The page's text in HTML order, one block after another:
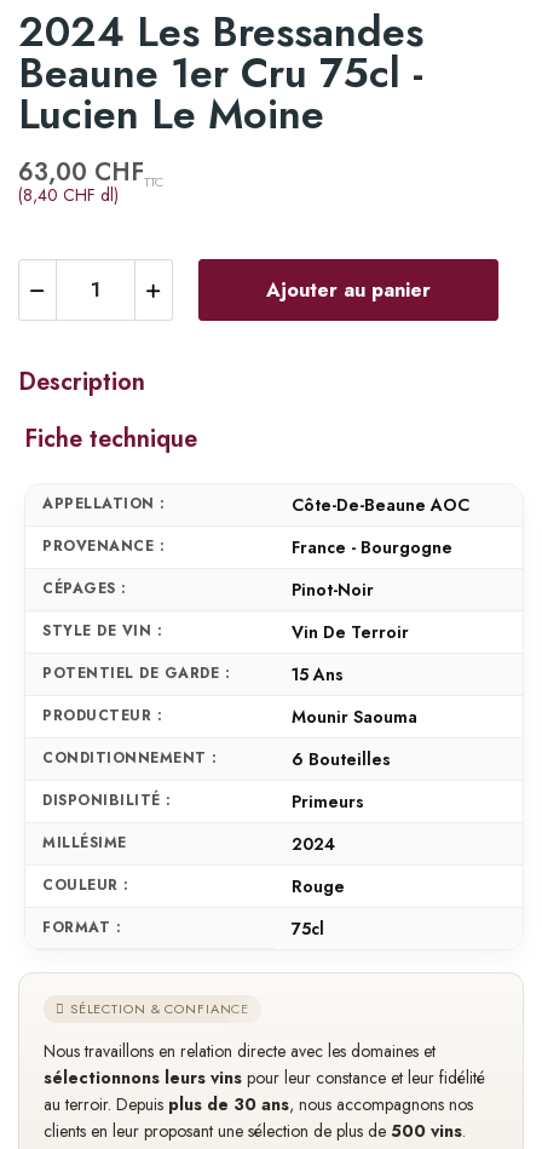
2024 Les Bressandes
Beaune 1er Cru 75cl -
Lucien Le Moine
63,00 CHF
(8,40 CHF dl)
TTC
Ajouter au panier
Description
Fiche technique
APPELLATION : Côte-De-Beaune AOC
PROVENANCE : France - Bourgogne
CÉPAGES : Pinot-Noir
STYLE DE VIN : Vin De Terroir
POTENTIEL DE GARDE : 15 Ans
PRODUCTEUR : Mounir Saouma
CONDITIONNEMENT : 6 Bouteilles
DISPONIBILITÉ : Primeurs
MILLÉSIME 2024
COULEUR : Rouge
FORMAT : 75cl
SÉLECTION & CONFIANCE
Nous travaillons en relation directe avec les domaines et
sélectionnons leurs vins pour leur constance et leur fidélité
au terroir. Depuis plus de 30 ans, nous accompagnons nos
clients en leur proposant une sélection de plus de 500 vins.